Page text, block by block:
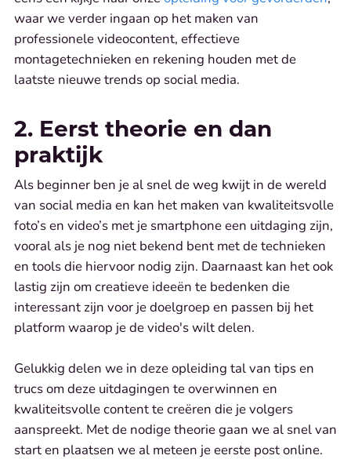
waar we verder ingaan op het maken van
professionele videocontent, effectieve
montagetechnieken en rekening houden met de
laatste nieuwe trends op social media.
2. Eerst theorie en dan
praktijk
Als beginner ben je al snel de weg kwijt in de wereld
van social media en kan het maken van kwaliteitsvolle
foto’s en video’s met je smartphone een uitdaging zijn,
vooral als je nog niet bekend bent met de technieken
en tools die hiervoor nodig zijn. Daarnaast kan het ook
lastig zijn om creatieve ideeën te bedenken die
interessant zijn voor je doelgroep en passen bij het
platform waarop je de video's wilt delen.
Gelukkig delen we in deze opleiding tal van tips en
trucs om deze uitdagingen te overwinnen en
kwaliteitsvolle content te creëren die je volgers
aanspreekt. Met de nodige theorie gaan we al snel van
start en plaatsen we al meteen je eerste post online.